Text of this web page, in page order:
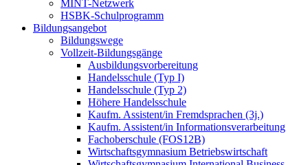
MINT-Netzwerk
HSBK-Schulprogramm
Bildungsangebot
Bildungswege
Vollzeit-Bildungsgänge
Ausbildungsvorbereitung
Handelsschule (Typ I)
Handelsschule (Typ 2)
Höhere Handelsschule
Kaufm. Assistent/in­ Fremdsprachen (3j.)
Kaufm. Assistent/in Informationsverarbeitung
Fachoberschule (FOS12B)
Wirtschaftsgymnasium Betriebswirtschaft